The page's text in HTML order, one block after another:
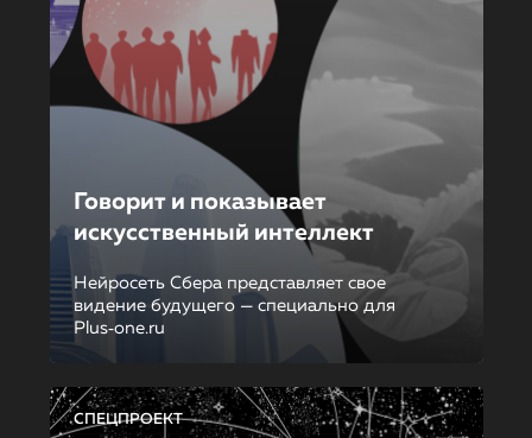
Говорит и показывает
искусственный интеллект
Нейросеть Сбера представляет свое
видение будущего — специально для
Plus‑one.ru
СПЕЦПРОЕКТ